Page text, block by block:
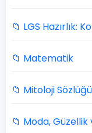
📁 LGS Hazırlık:
📁 Matematik
📁 Mitoloji Sözlüğü
📁 Moda, Güzellik